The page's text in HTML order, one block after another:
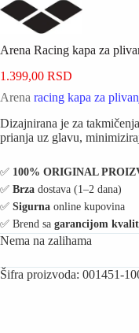
Arena Racing kapa za
1.399,00 RSD
Arena racing kapa za
Dizajnirana je za
prianja uz glavu,
✅️ 100% ORIGINAL
✅️ Brza dostava (1–2 dana)
✅️ Sigurna online kupovina
✅️ Brend sa garancijom
Nema na zalihama
Šifra proizvoda: 001451-